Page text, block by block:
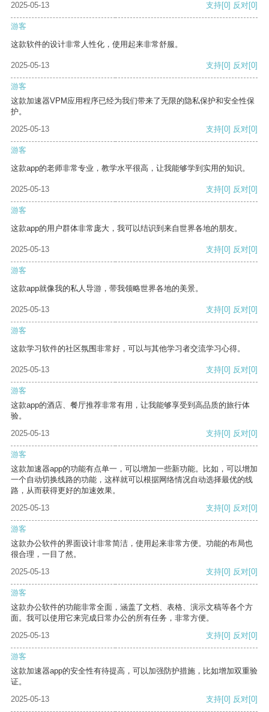
2025-05-13 支持[0] 反对[0]
游客
这款软件的设计非常人性化，使用起来非常舒服。
2025-05-13 支持[0] 反对[0]
游客
这款加速器VPM应用程序已经为我们带来了无限的隐私保护和安全性保
护。
2025-05-13
支持[0] 反对[0]
游客
这款app的老师非常专业，教学水平很高，让我能够学到实用的知识。
2025-05-13 支持[0] 反对[0]
游客
这款app的用户群体非常庞大，我可以结识到来自世界各地的朋友。
2025-05-13 支持[0] 反对[0]
游客
这款app就像我的私人导游，带我领略世界各地的美景。
2025-05-13 支持[0] 反对[0]
游客
这款学习软件的社区氛围非常好，可以与其他学习者交流学习心得。
2025-05-13 支持[0] 反对[0]
游客
这款app的酒店、餐厅推荐非常有用，让我能够享受到高品质的旅行体
验。
2025-05-13
支持[0] 反对[0]
游客
这款加速器app的功能有点单一，可以增加一些新功能。比如，可以增加
一个自动切换线路的功能，这样就可以根据网络情况自动选择最优的线
路，从而获得更好的加速效果。
2025-05-13
支持[0] 反对[0]
游客
这款办公软件的界面设计非常简洁，使用起来非常方便。功能的布局也
很合理，一目了然。
2025-05-13
支持[0] 反对[0]
游客
这款办公软件的功能非常全面，涵盖了文档、表格、演示文稿等各个方
面。我可以使用它来完成日常办公的所有任务，非常方便。
2025-05-13
支持[0] 反对[0]
游客
这款加速器app的安全性有待提高，可以加强防护措施，比如增加双重验
证。
2025-05-13
支持[0] 反对[0]